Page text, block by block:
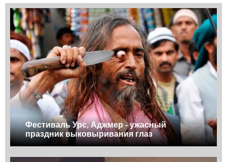
Фестиваль Урс, Аджмер - ужасный
праздник выковыривания глаз